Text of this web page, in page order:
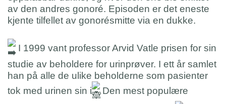
av den andres gonoré. Episoden er det eneste
kjente tilfellet av gonorésmitte via en dukke.
I 1999 vant professor Arvid Vatle prisen for sin
studie av beholdere for urinprøver. I ett år samlet
han på alle de ulike beholderne som pasienter
tok med urinen sin i
Den mest populære